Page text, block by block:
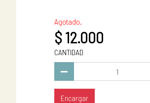
Agotado.
$ 12.000
CANTIDAD
Encargar